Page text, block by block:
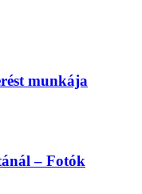
munkája
– Fotók